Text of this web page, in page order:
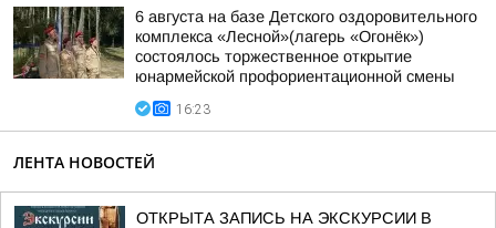
6 августа на базе Детского оздоровительного
комплекса «Лесной»(лагерь «Огонёк»)
состоялось торжественное открытие
юнармейской профориентационной смены
16:23
ЛЕНТА НОВОСТЕЙ
ОТКРЫТА ЗАПИСЬ НА ЭКСКУРСИИ В